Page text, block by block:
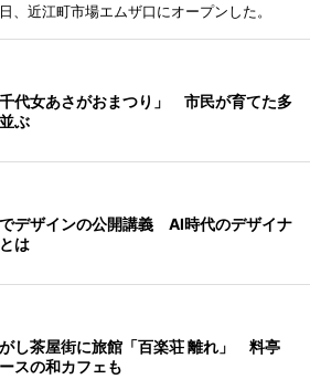
、近江町市場エムザ口にオープンした。
代女あさがおまつり」 市民が育てた多
ぶ
デザインの公開講義 AI時代のデザイナ
は
し茶屋街に旅館「百楽荘 離れ」 料亭
スの和カフェも